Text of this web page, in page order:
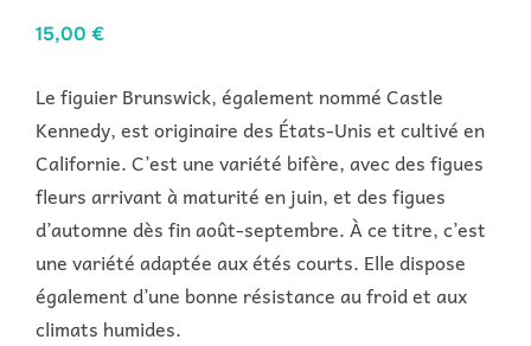
15,00 €
Le figuier Brunswick, également nommé Castle
Kennedy, est originaire des États-Unis et cultivé en
Californie. C’est une variété bifère, avec des figues
fleurs arrivant à maturité en juin, et des figues
d’automne dès fin août-septembre. À ce titre, c’est
une variété adaptée aux étés courts. Elle dispose
également d’une bonne résistance au froid et aux
climats humides.